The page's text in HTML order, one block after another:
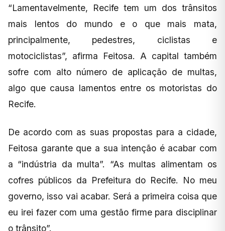
“Lamentavelmente, Recife tem um dos trânsitos
mais lentos do mundo e o que mais mata,
principalmente, pedestres, ciclistas e
motociclistas”, afirma Feitosa. A capital também
sofre com alto número de aplicação de multas,
algo que causa lamentos entre os motoristas do
Recife.
De acordo com as suas propostas para a cidade,
Feitosa garante que a sua intenção é acabar com
a “indústria da multa”. “As multas alimentam os
cofres públicos da Prefeitura do Recife. No meu
governo, isso vai acabar. Será a primeira coisa que
eu irei fazer com uma gestão firme para disciplinar
o trânsito”.